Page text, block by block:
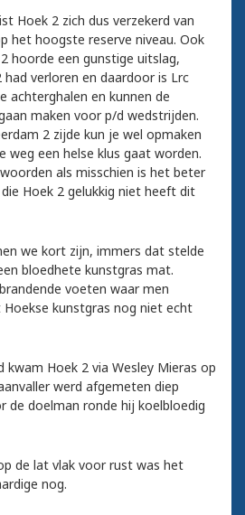
Hoek 2 zich dus verzekerd van
het hoogste reserve niveau. Ook
hoorde een gunstige uitslag,
verloren en daardoor is Lrc
achterghalen en kunnen de
maken voor p/d wedstrijden.
2 zijde kun je wel opmaken
weg een helse klus gaat worden.
als misschien is het beter
Hoek 2 gelukkig niet heeft dit
we kort zijn, immers dat stelde
bloedhete kunstgras mat.
voeten waar men
kunstgras nog niet echt
kwam Hoek 2 via Wesley Mieras op
werd afgemeten diep
de doelman ronde hij koelbloedig
de lat vlak voor rust was het
nog.